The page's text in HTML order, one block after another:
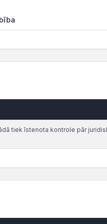
tiek īstenota kontrole pār